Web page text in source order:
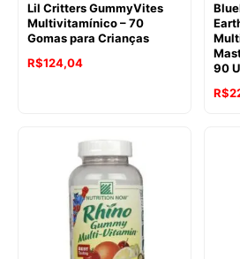
Lil Critters GummyVites
Multivitamínico – 70
Gomas para Crianças
R$124,04
90
R$